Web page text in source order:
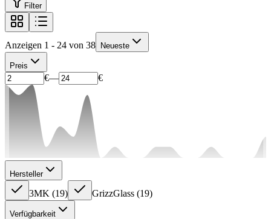
Filter
Anzeigen 1 - 24 von 38 Neueste
Preis
€— €
Hersteller
3MK (19) GrizzGlass (19)
Verfügbarkeit